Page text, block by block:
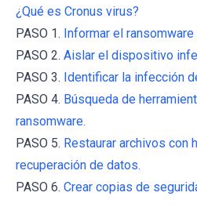
¿Qué es Cronus virus?
PASO 1. Informar el
PASO 2. Aislar el dispositivo
PASO 3. Identificar la infección
PASO 4. Búsqueda de
ransomware.
PASO 5. Restaurar archivos con
recuperación de datos.
PASO 6. Crear copias de